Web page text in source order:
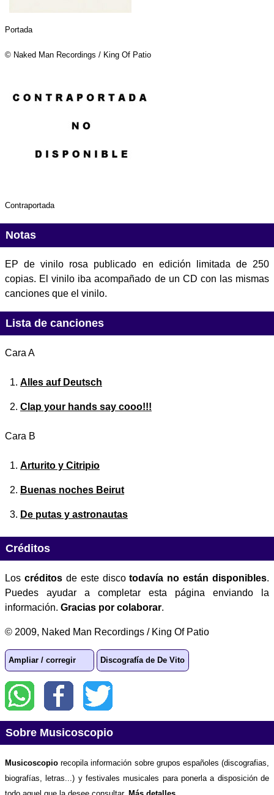
Portada
© Naked Man Recordings / King Of Patio
Contraportada
Notas
EP de vinilo rosa publicado en edición limitada de 250
copias. El vinilo iba acompañado de un CD con las mismas
canciones que el vinilo.
Lista de canciones
Cara A
Alles auf Deutsch
Clap your hands say cooo!!!
Cara B
Arturito y Citripio
Buenas noches Beirut
De putas y astronautas
Créditos
Los créditosde este discotodavía no están disponibles.
Puedes ayudar a completar esta página enviando la
información. Gracias por colaborar.
© 2009, Naked Man Recordings / King Of Patio
Ampliar / corregir Discografía de De Vito
Sobre Musicoscopio
Musicoscopio recopila información sobre grupos españoles (discografias,
biografías, letras...) y festivales musicales para ponerla a disposición de